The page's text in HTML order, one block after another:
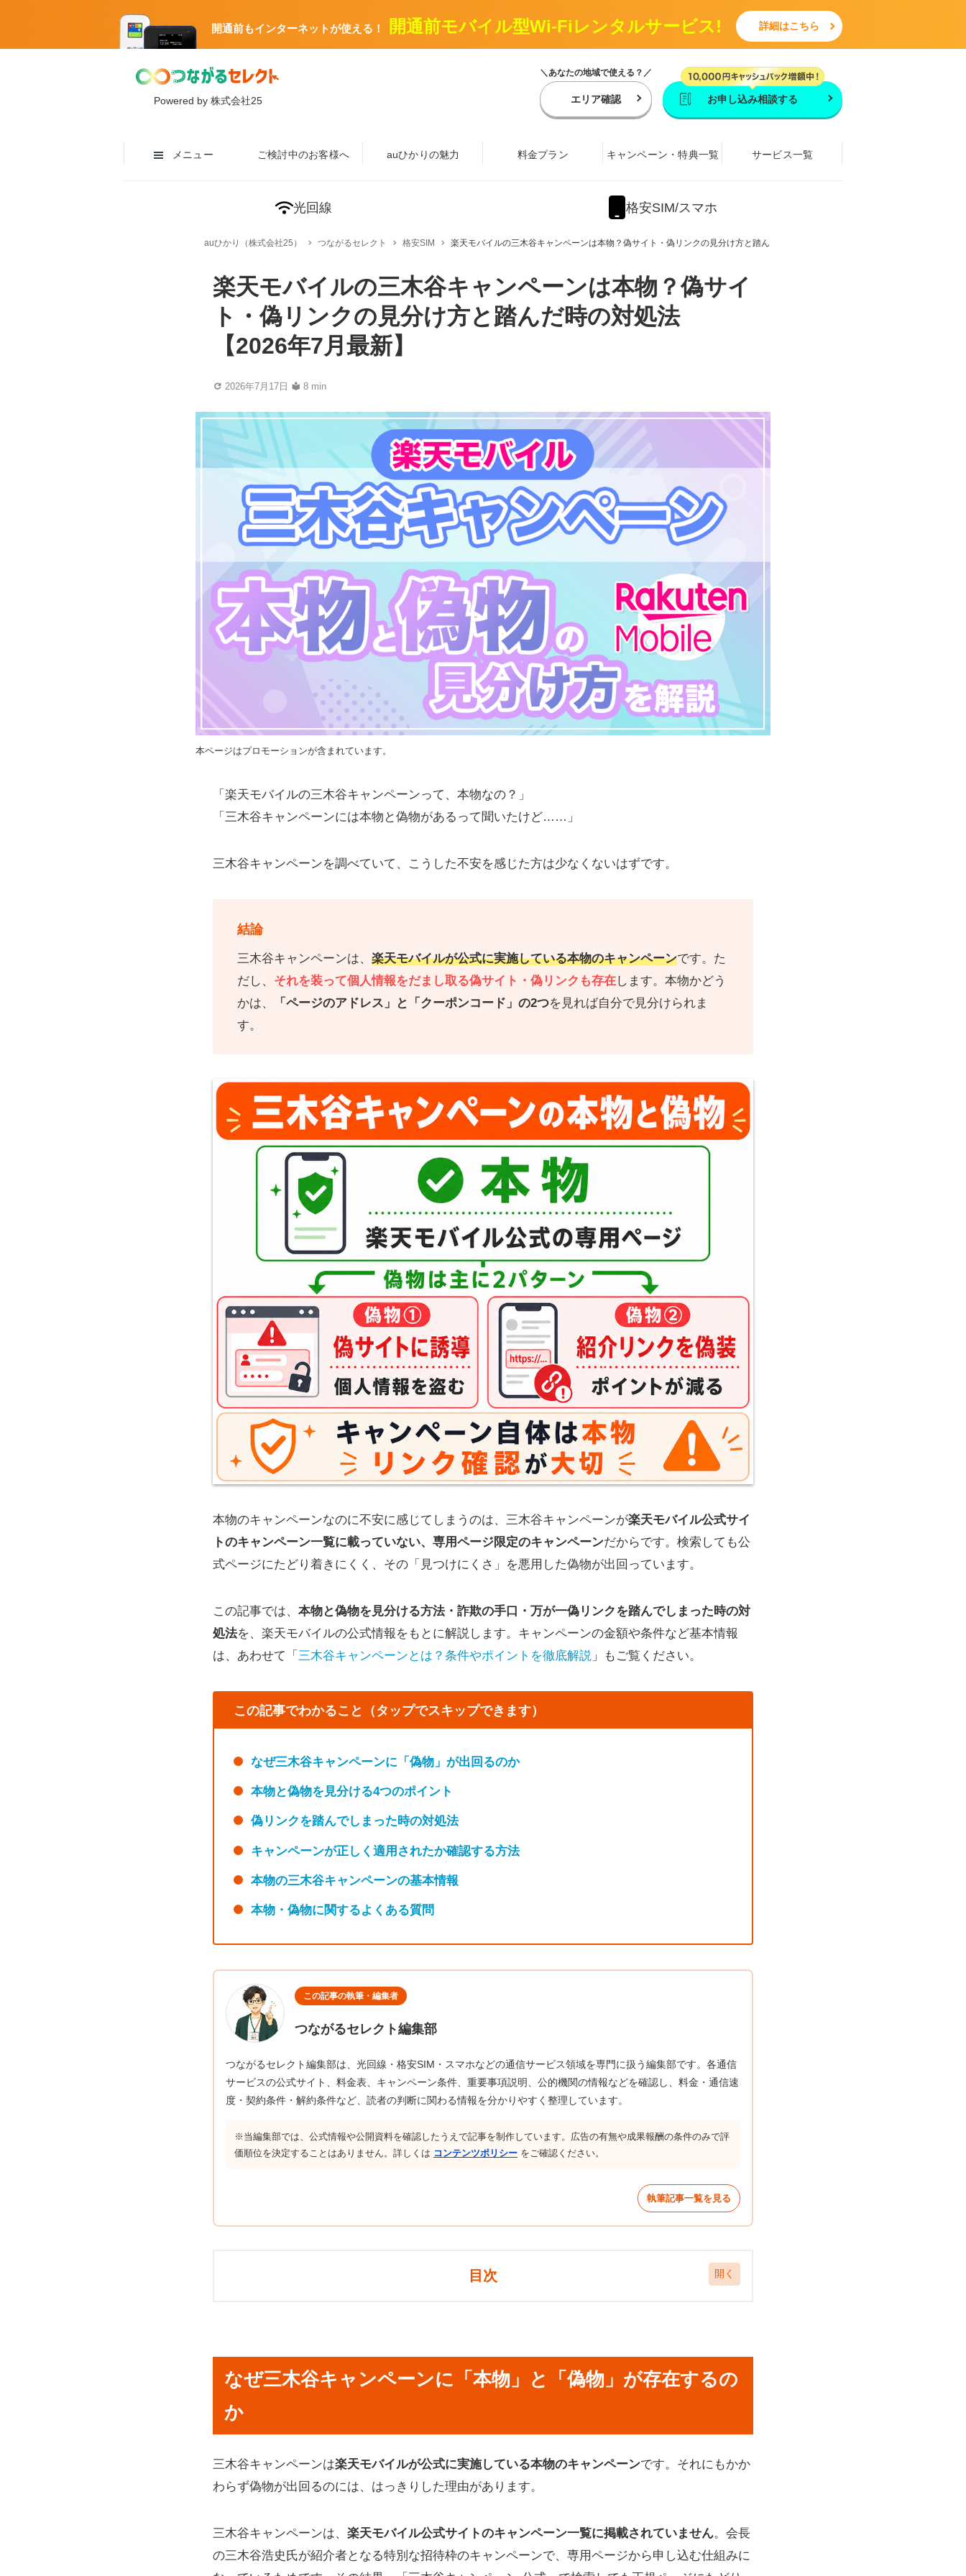
開通前もインターネットが使える！ 開通前モバイル型Wi-Fiレンタルサービス! 詳細はこちら
Powered by 株式会社25
＼あなたの地域で使える？／
エリア確認 お申し込み相談する
メニュー ご検討中のお客様へ auひかりの魅力 料金プラン キャンペーン・特典一覧 サービス一覧
光回線 格安SIM/スマホ
auひかり（株式会社25） つながるセレクト 格安SIM 楽天モバイルの三木谷キャンペーンは本物？偽サイト・偽リンクの見分け方と踏んだ時の対処法【2026年7月最新】
楽天モバイルの三木谷キャンペーンは本物？偽サイ
ト・偽リンクの見分け方と踏んだ時の対処法
【2026年7月最新】
2026年7月17日 8 min
本ページはプロモーションが含まれています。
「楽天モバイルの三木谷キャンペーンって、本物なの？」
「三木谷キャンペーンには本物と偽物があるって聞いたけど……」
三木谷キャンペーンを調べていて、こうした不安を感じた方は少なくないはずです。
結論
三木谷キャンペーンは、 楽天モバイルが公式に実施している本物のキャンペーンです。た
だし、 それを装って個人情報をだまし取る偽サイト・偽リンクも存在します。本物かどう
かは、
「ページのアドレス」と「クーポンコード」の2つを見れば自分で見分けられま
す。
本物のキャンペーンなのに不安に感じてしまうのは、三木谷キャンペーンが楽天モバイル公式サイ
トのキャンペーン一覧に載っていない、専用ページ限定のキャンペーンだからです。検索しても公
式ページにたどり着きにくく、その「見つけにくさ」を悪用した偽物が出回っています。
この記事では、 本物と偽物を見分ける方法・詐欺の手口・万が一偽リンクを踏んでしまった時の対
処法を、楽天モバイルの公式情報をもとに解説します。キャンペーンの金額や条件など基本情報
は、あわせて「 三木谷キャンペーンとは？条件やポイントを徹底解説 」もご覧ください。
この記事でわかること（タップでスキップできます）
なぜ三木谷キャンペーンに「偽物」が出回るのか
本物と偽物を見分ける4つのポイント
偽リンクを踏んでしまった時の対処法
キャンペーンが正しく適用されたか確認する方法
本物の三木谷キャンペーンの基本情報
本物・偽物に関するよくある質問
この記事の執筆・編集者
つながるセレクト編集部
つながるセレクト編集部は、光回線・格安SIM・スマホなどの通信サービス領域を専門に扱う編集部です。各通信
サービスの公式サイト、料金表、キャンペーン条件、重要事項説明、公的機関の情報などを確認し、料金・通信速
度・契約条件・解約条件など、読者の判断に関わる情報を分かりやすく整理しています。
※当編集部では、公式情報や公開資料を確認したうえで記事を制作しています。広告の有無や成果報酬の条件のみで評
価順位を決定することはありません。詳しくは コンテンツポリシー をご確認ください。
執筆記事一覧を見る
目次
三木谷キャンペーンの本物と偽物を見分ける4つのポイント
① クーポンコードとURLを確認する
偽物の三木谷キャンペーンリンクを踏んでしまった時の対処法
楽天ID・パスワードを入力してしまった場合
三木谷キャンペーンが正しく適用されているか確認する方法
適用状況は専用窓口で確認する
なぜ三木谷キャンペーンに「本物」と「偽物」が存在するの
か
三木谷キャンペーンは楽天モバイルが公式に実施している本物のキャンペーンです。それにもかか
わらず偽物が出回るのには、はっきりした理由があります。
三木谷キャンペーンは、 楽天モバイル公式サイトのキャンペーン一覧に掲載されていません。会長
の三木谷浩史氏が紹介者となる特別な招待枠のキャンペーンで、専用ページから申し込む仕組みに